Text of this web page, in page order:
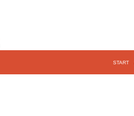
START